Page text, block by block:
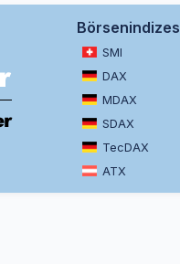
Börsenindizes
SMI
DAX
MDAX
SDAX
TecDAX
ATX